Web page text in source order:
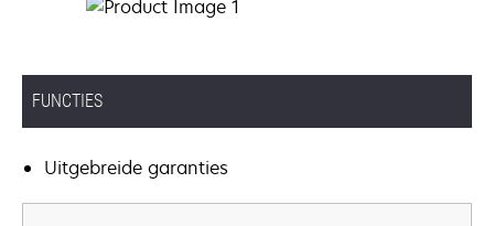
FUNCTIES
Uitgebreide garanties